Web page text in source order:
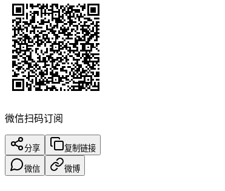
微信扫码订阅
分享 复制链接
微信 微博